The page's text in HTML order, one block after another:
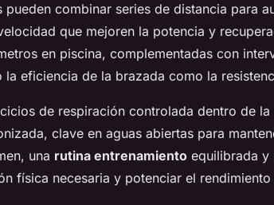
pueden combinar series de distancia para
que mejoren la potencia y
en piscina, complementadas con
la eficiencia de la brazada como la
de respiración controlada dentro de la
clave en aguas abiertas para
una rutina entrenamiento equilibrada y
física necesaria y potenciar el rendimiento